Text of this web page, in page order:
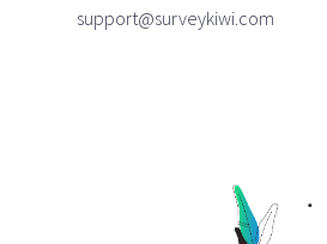
support@surveykiwi.com